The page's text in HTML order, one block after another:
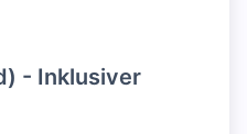
- Inklusiver